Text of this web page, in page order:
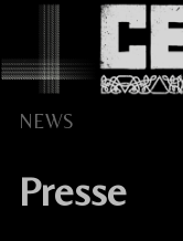
content
Presse